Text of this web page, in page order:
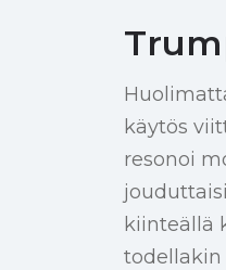
käytös
resonoi
kiinteällä
todellakin